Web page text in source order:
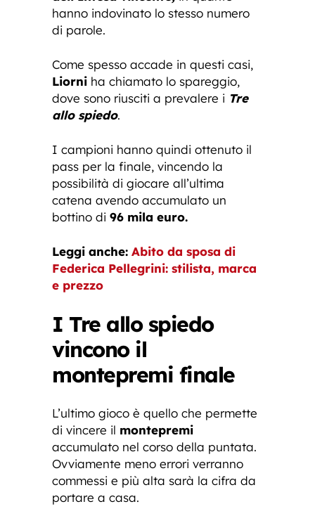
hanno indovinato lo stesso numero
di parole.
Come spesso accade in questi casi,
Liorni ha chiamato lo spareggio,
dove sono riusciti a prevalere i Tre
allo spiedo.
I campioni hanno quindi ottenuto il
pass per la finale, vincendo la
possibilità di giocare all’ultima
catena avendo accumulato un
bottino di 96 mila euro.
Leggi anche: Abito da sposa di
Federica Pellegrini: stilista, marca
e prezzo
I Tre allo spiedo
vincono il
montepremi finale
L’ultimo gioco è quello che permette
di vincere il montepremi
accumulato nel corso della puntata.
Ovviamente meno errori verranno
commessi e più alta sarà la cifra da
portare a casa.